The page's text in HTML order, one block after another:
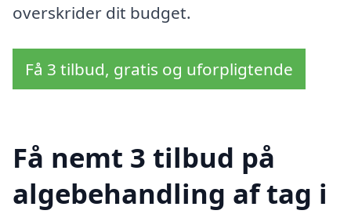
overskrider dit budget.
Få 3 tilbud, gratis og uforpligtende
Få nemt 3 tilbud på
algebehandling af tag i